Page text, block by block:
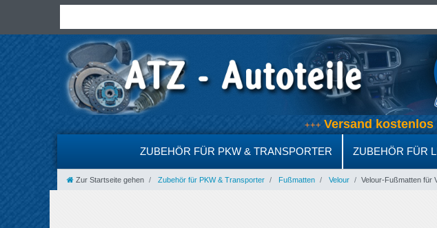
+++Versand
ZUBEHÖR FÜR PKW & TRANSPORTER ZUBEHÖR FÜR
Zur Startseite gehen Zubehör für PKW & Transporter Fußmatten Velour Velour-Fußmatten für